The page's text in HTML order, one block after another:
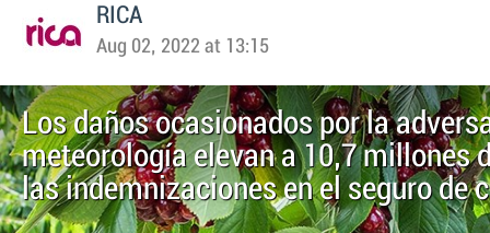
RICA
Aug 02, 2022 at 13:15
Los daños ocasionados por la
meteorología elevan a 10,7 millones
las indemnizaciones en el seguro de